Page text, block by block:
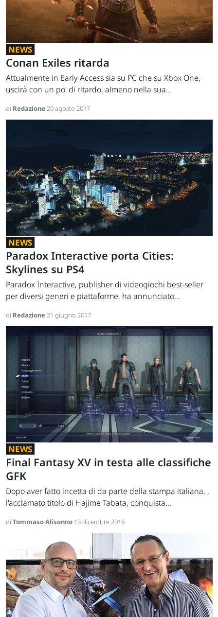
NEWS
Conan Exiles ritarda
Attualmente in Early Access sia su PC che su Xbox One,
uscirà con un po' di ritardo, almeno nella sua...
di Redazione20 agosto 2017
NEWS
Paradox Interactive porta Cities:
Skylines su PS4
Paradox Interactive, publisher di videogiochi best-seller
per diversi generi e piattaforme, ha annunciato...
di Redazione21 giugno 2017
NEWS
Final Fantasy XV in testa alle classifiche
GFK
Dopo aver fatto incetta di da parte della stampa italiana, ,
l'acclamato titolo di Hajime Tabata, conquista...
di Tommaso Alisonno 13 dicembre 2016